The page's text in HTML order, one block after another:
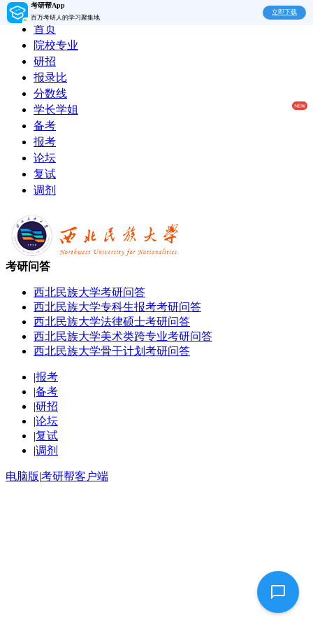
考研帮App
百万考研人的学习聚集地
立即下载
首页
院校专业
研招
报录比
分数线
学长学姐
备考
报考
论坛
复试
调剂
考研问答
西北民族大学考研问答
西北民族大学专科生报考考研问答
西北民族大学法律硕士考研问答
西北民族大学美术类跨专业考研问答
西北民族大学骨干计划考研问答
|报考
|备考
|研招
|论坛
|复试
|调剂
电脑版|考研帮客户端